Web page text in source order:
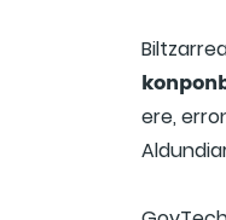
ere,